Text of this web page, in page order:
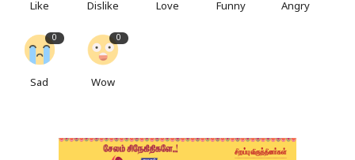
Like Dislike Love Funny Angry
0
Sad
0
Wow